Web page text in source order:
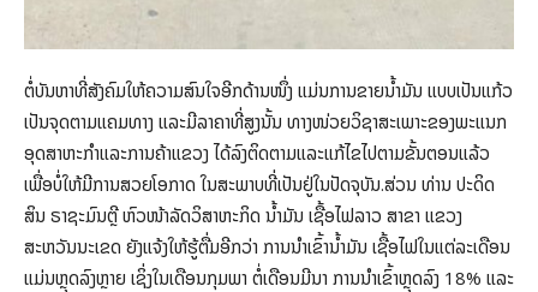
ຕໍ່ບັນຫາທີ່ສັງຄົມໃຫ້ຄວາມສົນໃຈອີກດ້ານໜຶ່ງ ແມ່ນການຂາຍນໍ້າມັນ ແບບເປັນແກ້ວ
ເປັນຈຸດຕາມແຄມທາງ ແລະມີລາຄາທີ່ສູງນັ້ນ ທາງໜ່ວຍວິຊາສະເພາະຂອງພະແນກ
ອຸດສາຫະກໍາແລະການຄ້າແຂວງ ໄດ້ລົງຕິດຕາມແລະແກ້ໄຂໄປຕາມຂັ້ນຕອນແລ້ວ
ເພື່ອບໍ່ໃຫ້ມີການສວຍໂອກາດ ໃນສະພາບທີ່ເປັນຢູ່ໃນປັດຈຸບັນ.ສ່ວນ ທ່ານ ປະດິດ
ສິນ ຣາຊະມົນຕຼີ ຫົວໜ້າລັດວິສາຫະກິດ ນໍ້າມັນ ເຊື້ອໄຟລາວ ສາຂາ ແຂວງ
ສະຫວັນນະເຂດ ຍັງແຈ້ງໃຫ້ຮູ້ຕື່ມອີກວ່າ ການນໍາເຂົ້ານໍ້າມັນ ເຊື້ອໄຟໃນແຕ່ລະເດືອນ
ແມ່ນຫຼຸດລົງຫຼາຍ ເຊິ່ງໃນເດືອນກຸມພາ ຕໍ່ເດືອນມີນາ ການນໍາເຂົ້າຫຼຸດລົງ 18% ແລະ